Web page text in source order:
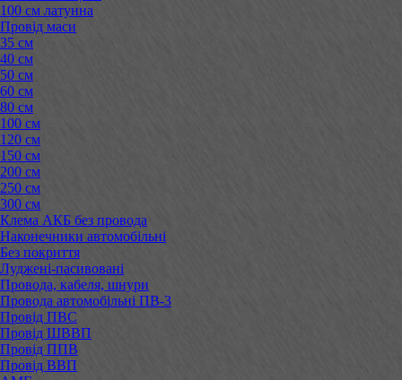
100 см латунна
Провід маси
35 см
40 см
50 см
60 см
80 см
100 см
120 см
150 см
200 см
250 см
300 см
Клема АКБ без провода
Наконечники автомобільні
Без покриття
Луджені-пасивовані
Провода, кабеля, шнури
Провода автомобільні ПВ-3
Провід ПВС
Провід ШВВП
Провід ППВ
Провід ВВП